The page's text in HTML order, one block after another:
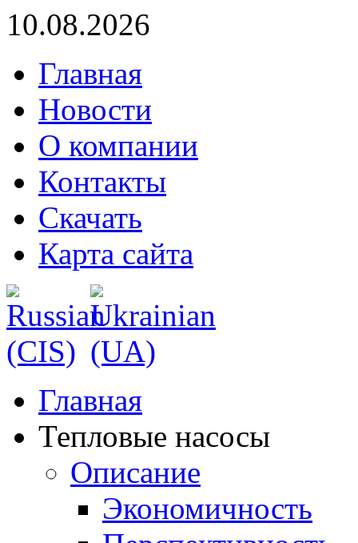
10.08.2026
Главная
Новости
О компании
Контакты
Скачать
Карта сайта
Главная
Тепловые насосы
Описание
Экономичность